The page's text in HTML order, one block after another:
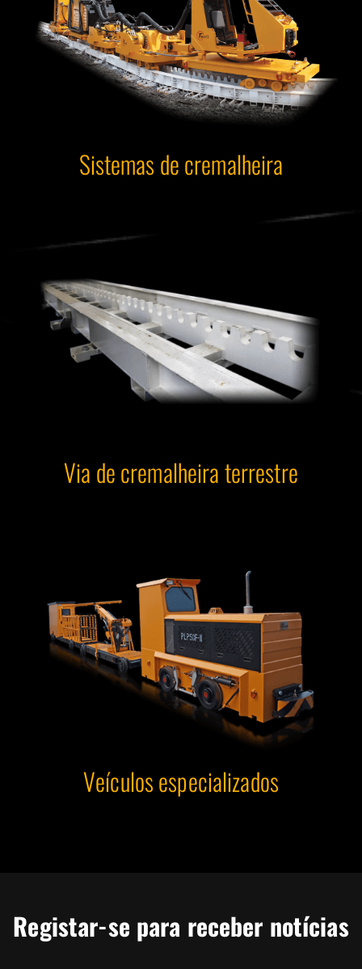
Sistemas de cremalheira
Via de cremalheira terrestre
Veículos especializados
Registar-se para receber notícias